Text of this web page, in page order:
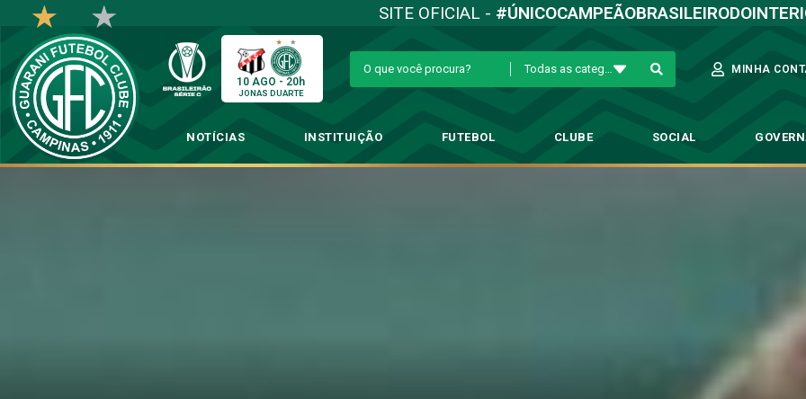
SITE OFICIAL -
10 AGO - 20h
JONAS DUARTE
MINHA
NOTÍCIAS INSTITUIÇÃO FUTEBOL CLUBE SOCIAL
Aniversariante, Fumagalli faz balanço e projeta